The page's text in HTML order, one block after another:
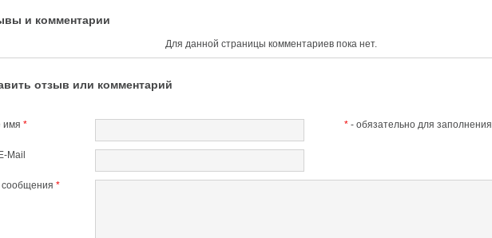
и комментарии
Для данной страницы комментариев пока нет.
отзыв или комментарий
имя * * - обязательно для заполнения
Mail
сообщения *